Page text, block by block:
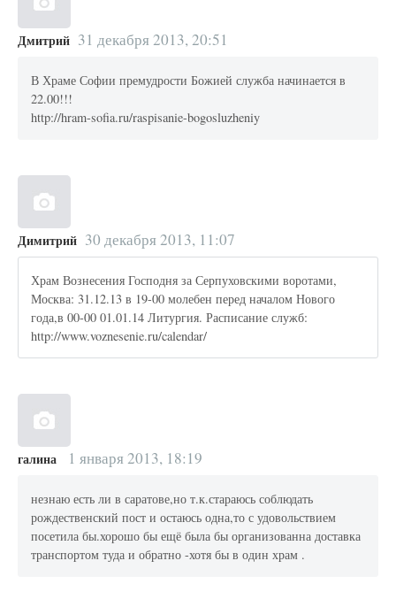
Дмитрий 31 декабря 2013, 20:51
В Храме Софии премудрости Божией служба начинается в
22.00!!!
http://hram-sofia.ru/raspisanie-bogosluzheniy
Димитрий 30 декабря 2013, 11:07
Храм Вознесения Господня за Серпуховскими воротами,
Москва: 31.12.13 в 19-00 молебен перед началом Нового
года,в 00-00 01.01.14 Литургия. Расписание служб:
http://www.voznesenie.ru/calendar/
галина 1 января 2013, 18:19
незнаю есть ли в саратове,но т.к.стараюсь соблюдать
рождественский пост и остаюсь одна,то с удовольствием
посетила бы.хорошо бы ещё была бы организованна доставка
транспортом туда и обратно -хотя бы в один храм .